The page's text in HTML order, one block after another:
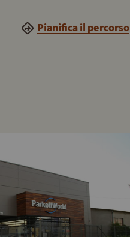
Pianifica il percorso